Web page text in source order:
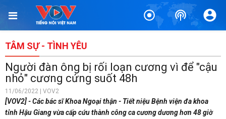
TÂM SỰ - TÌNH YÊU
Người đàn ông bị rối loạn cương vì để "cậu
nhỏ" cương cứng suốt 48h
11/06/2022 | VOV2
[VOV2] - Các bác sĩ Khoa Ngoại thận - Tiết niệu Bệnh viện đa khoa
tỉnh Hậu Giang vừa cấp cứu thành công ca cương dương hơn 48 giờ